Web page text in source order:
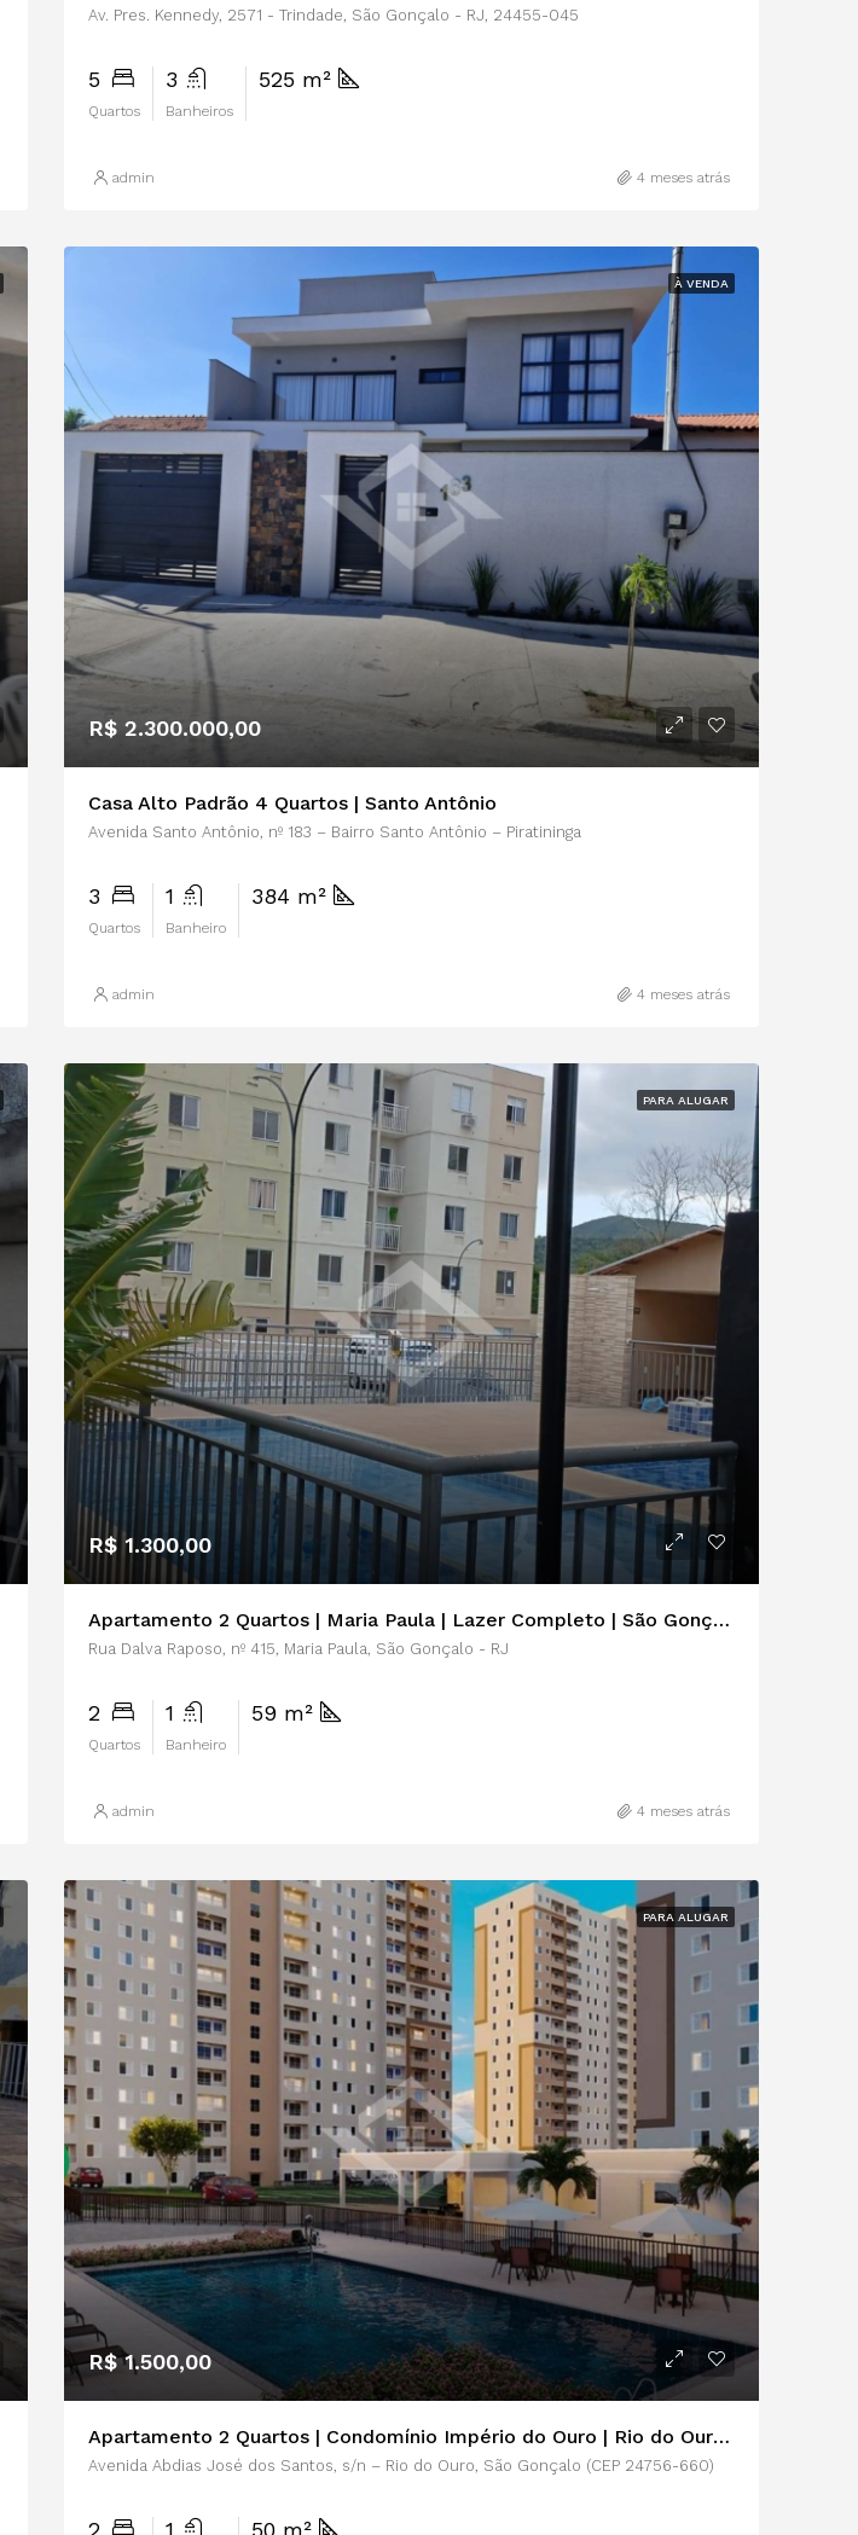
Av. Pres. Kennedy, 2571 - Trindade, São Gonçalo - RJ, 24455-045
5
Quartos
3
Banheiros
525 m²
admin 4 meses atrás
À VENDA
R$ 2.300.000,00
Casa Alto Padrão 4 Quartos | Santo Antônio
Avenida Santo Antônio, nº 183 – Bairro Santo Antônio – Piratininga
3
Quartos
1
Banheiro
384 m²
admin 4 meses atrás
PARA ALUGAR
R$ 1.300,00
Apartamento 2 Quartos | Maria Paula | Lazer Completo | São Gonçalo
Rua Dalva Raposo, nº 415, Maria Paula, São Gonçalo - RJ
2
Quartos
1
Banheiro
59 m²
admin 4 meses atrás
PARA ALUGAR
R$ 1.500,00
Apartamento 2 Quartos | Condomínio Império do Ouro | Rio do Ouro | Niterói
Avenida Abdias José dos Santos, s/n – Rio do Ouro, São Gonçalo (CEP 24756-660)
2 1 50 m²